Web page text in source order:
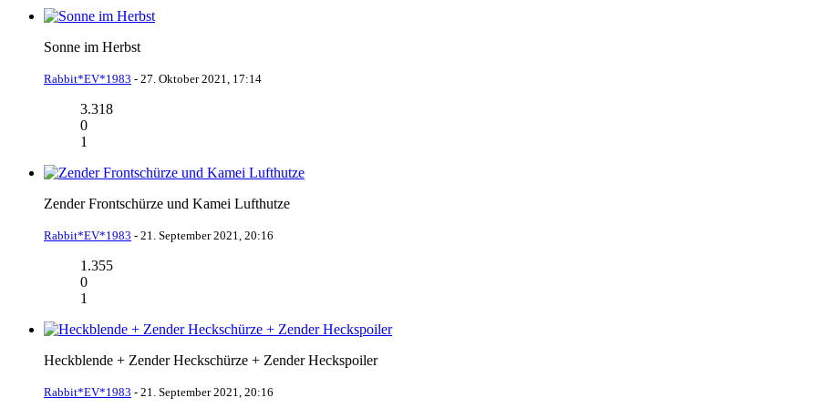
Sonne im Herbst
Rabbit*EV*1983 - 27. Oktober 2021, 17:14
3.318
0
1
Zender Frontschürze und Kamei Lufthutze
Rabbit*EV*1983 - 21. September 2021, 20:16
1.355
0
1
Heckblende + Zender Heckschürze + Zender Heckspoiler
Rabbit*EV*1983 - 21. September 2021, 20:16